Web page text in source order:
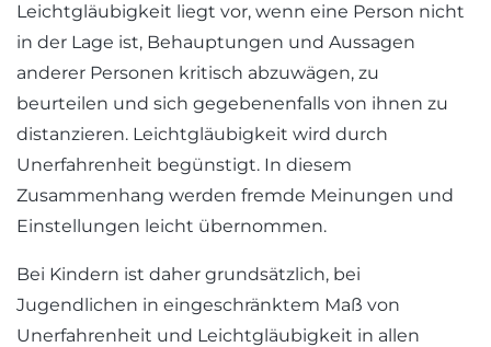
Leichtgläubigkeit liegt vor, wenn eine Person nicht
in der Lage ist, Behauptungen und Aussagen
anderer Personen kritisch abzuwägen, zu
beurteilen und sich gegebenenfalls von ihnen zu
distanzieren. Leichtgläubigkeit wird durch
Unerfahrenheit begünstigt. In diesem
Zusammenhang werden fremde Meinungen und
Einstellungen leicht übernommen.
Bei Kindern ist daher grundsätzlich, bei
Jugendlichen in eingeschränktem Maß von
Unerfahrenheit und Leichtgläubigkeit in allen